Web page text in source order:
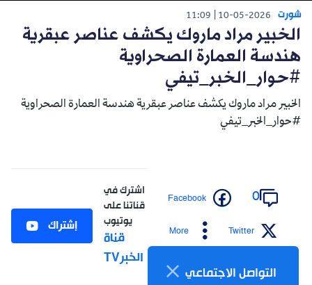
شورت 10-05-2026
11:09
الخبير مراد ماروك يكشف عناصر عبقرية
هندسة العمارة الصحراوية
#حوار_الخبر_تيفي
الخبير مراد ماروك يكشف عناصر عبقرية هندسة العمارة الصحراوية
#حوار_الخبر_تيفي
0
Facebook
Twitter
More
التواصل الاجتماعي
اشترك في
قناتنا على
يوتيوب
قناة
الخبرTV
إشتراك